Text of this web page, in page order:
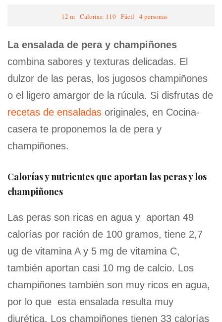
12 m Calorias: 110 Fácil 4 personas
La ensalada de pera y champiñones
combina sabores y texturas delicadas. El
dulzor de las peras, los jugosos champiñones
o el ligero amargor de la rúcula. Si disfrutas de
recetas de ensaladas originales, en Cocina-
casera te proponemos la de pera y
champiñones.
Calorías y nutrientes que aportan las peras y los
champiñones
Las peras son ricas en agua y aportan 49
calorías por ración de 100 gramos, tiene 2,7
ug de vitamina A y 5 mg de vitamina C,
también aportan casi 10 mg de calcio. Los
champiñones también son muy ricos en agua,
por lo que esta ensalada resulta muy
diurética. Los champiñones tienen 33 calorías